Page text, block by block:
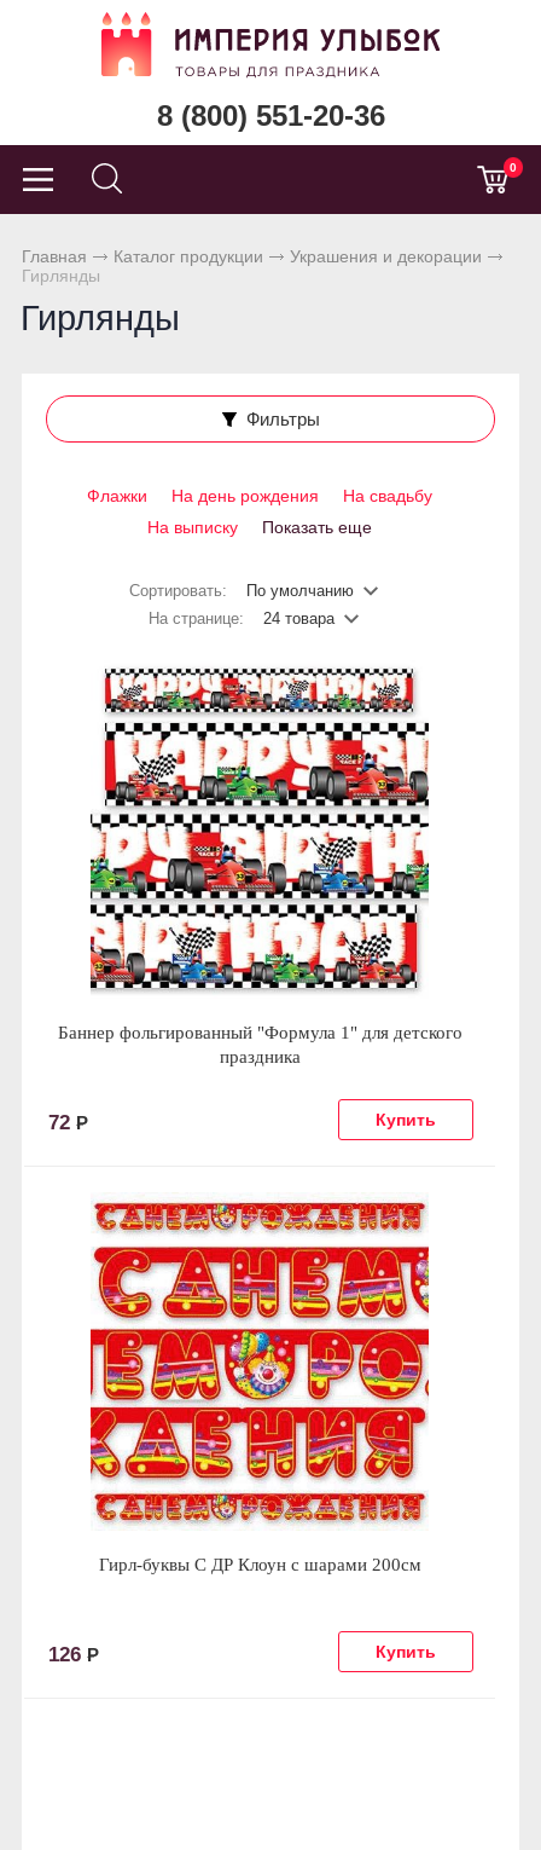
8 (800) 551-20-36
0
Главная Каталог продукции
Украшения и декорации
Гирлянды
Гирлянды
Фильтры
Флажки На день рождения
На свадьбу
На выписку
Показать еще
Сортировать:
По умолчанию
На странице:
24 товара
Баннер фольгированный "Формула 1" для детского
праздника
72 Р
Гирл-буквы С ДР Клоун с шарами 200см
126 Р